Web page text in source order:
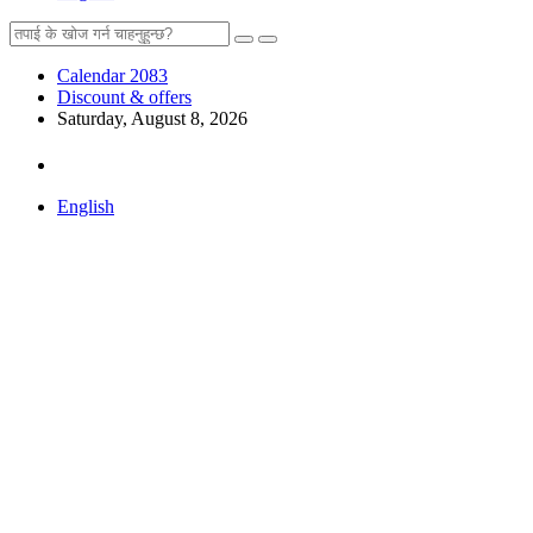
Calendar 2083
Discount & offers
Saturday, August 8, 2026
English